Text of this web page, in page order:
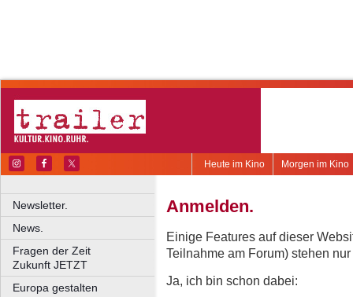
Morgen im Kino
Heute im Kino
Newsletter.
News.
Fragen der Zeit
Zukunft JETZT
Europa gestalten
Anmelden.
Einige Features auf dieser
Teilnahme am Forum) stehen
Ja, ich bin schon dabei: